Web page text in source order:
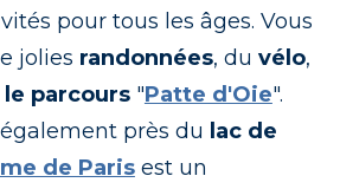
pour tous les âges. Vous
jolies randonnées, du vélo,
parcours"Patte d'Oie".
près du lac de
de Parisest un